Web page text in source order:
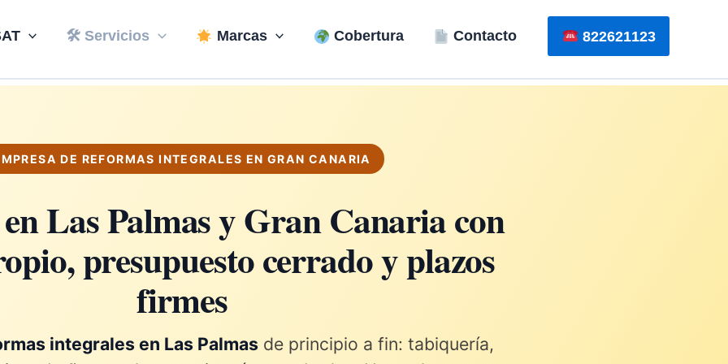
🛠 Servicios Marcas Cobertura Contacto 822621123
DE REFORMAS INTEGRALES EN GRAN CANARIA
Las Palmas y Gran Canaria con
presupuesto cerrado y plazos
firmes
integrales en Las Palmasde principio a fin: tabiquería,